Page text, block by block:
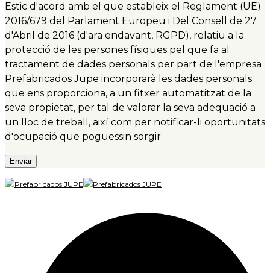
Estic d'acord amb el que estableix el Reglament (UE)
2016/679 del Parlament Europeu i Del Consell de 27
d'Abril de 2016 (d'ara endavant, RGPD), relatiu a la
protecció de les persones físiques pel que fa al
tractament de dades personals per part de l'empresa
Prefabricados Jupe incorporarà les dades personals
que ens proporciona, a un fitxer automatitzat de la
seva propietat, per tal de valorar la seva adequació a
un lloc de treball, així com per notificar-li oportunitats
d'ocupació que poguessin sorgir.